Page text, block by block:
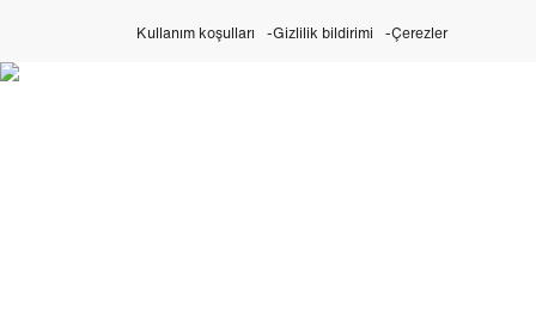
Kullanım koşulları Gizlilik bildirimi Çerezler